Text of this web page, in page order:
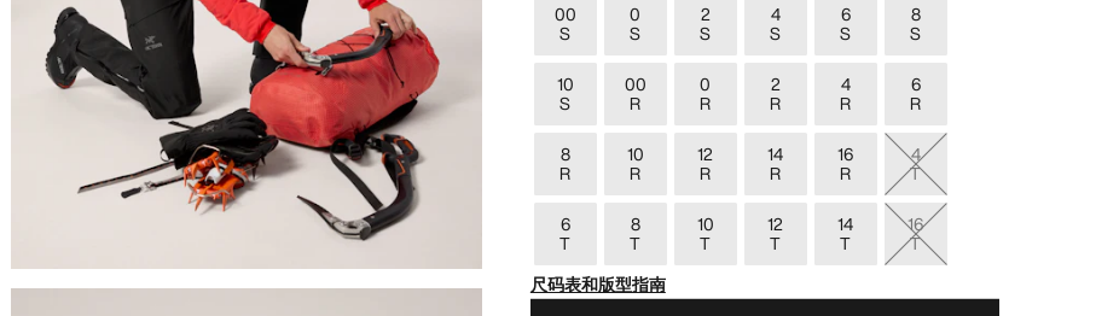
00
S
0
S
2
S
4
S
6
S
8
S
10
S
00
R
0
R
2
R
4
R
6
R
8
R
10
R
12
R
14
R
16
R
4
T
6
T
8
T
10
T
12
T
14
T
16
T
尺码表和版型指南